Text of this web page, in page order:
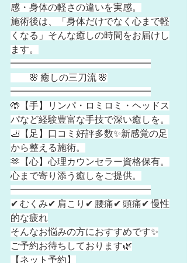
感・身体の軽さの違いを実感。
施術後は、「身体だけでなく心まで軽
くなる」そんな癒しの時間をお届けし
ます。
━━━━━━━━━━━━━━━
🌸 癒しの三刀流 🌸
━━━━━━━━━━━━━━━
🤲【手】リンパ・ロミロミ・ヘッドス
パなど経験豊富な手技で深い癒しを。
🦶【足】口コミ好評多数✨新感覚の足
から整える施術。
🫶【心】心理カウンセラー資格保有。
心まで寄り添う癒しをご提供。
━━━━━━━━━━━━━━━
✔ むくみ✔ 肩こり✔ 腰痛✔ 頭痛✔ 慢性
的な疲れ
そんなお悩みの方におすすめです✨
ご予約お待ちしております🌿
【ネット予約】